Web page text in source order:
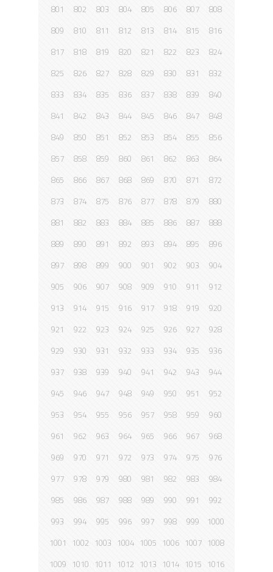
801 802 803 804 805 806 807
808
809
810 811 812 813 814 815
816
817
818 819 820 821 822 823
824
825
826 827 828 829 830 831
832
833
834 835 836 837 838 839
840
841
842 843 844 845 846 847
848
849
850 851 852 853 854 855
856
857
858 859 860 861 862 863
864
865
866 867 868 869 870 871
872
873
874 875 876 877 878 879
880
881
882 883 884 885 886 887
888
889
890 891 892 893 894 895
896
897
898 899 900 901 902 903
904
905
906 907 908 909 910 911
912
913
914 915 916 917 918 919
920
921
922 923 924 925 926 927
928
929
930 931 932 933 934 935
936
937
938 939 940 941 942 943
944
945
946 947 948 949 950 951
952
953
954 955 956 957 958 959
960
961
962 963 964 965 966 967
968
969
970 971 972 973 974 975
976
977
978 979 980 981 982 983
984
985
986 987 988 989 990 991
992
993
994 995 996 997 998 999
1000
1001 1002 1003 1004 1005 1006 1007 1008
1009 1010 1011 1012 1013 1014 1015 1016